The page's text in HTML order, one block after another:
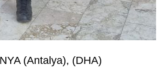
(Antalya), (DHA)